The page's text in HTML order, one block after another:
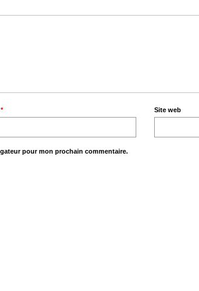
* Site web
pour mon prochain commentaire.